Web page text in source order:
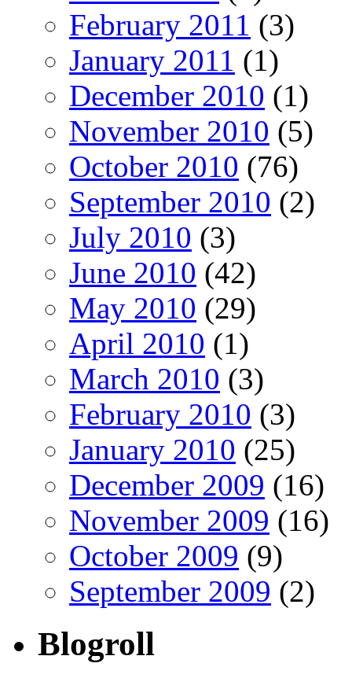
February 2011 (3)
January 2011 (1)
December 2010 (1)
November 2010 (5)
October 2010 (76)
September 2010 (2)
July 2010 (3)
June 2010 (42)
May 2010 (29)
April 2010 (1)
March 2010 (3)
February 2010 (3)
January 2010 (25)
December 2009 (16)
November 2009 (16)
October 2009 (9)
September 2009 (2)
Blogroll